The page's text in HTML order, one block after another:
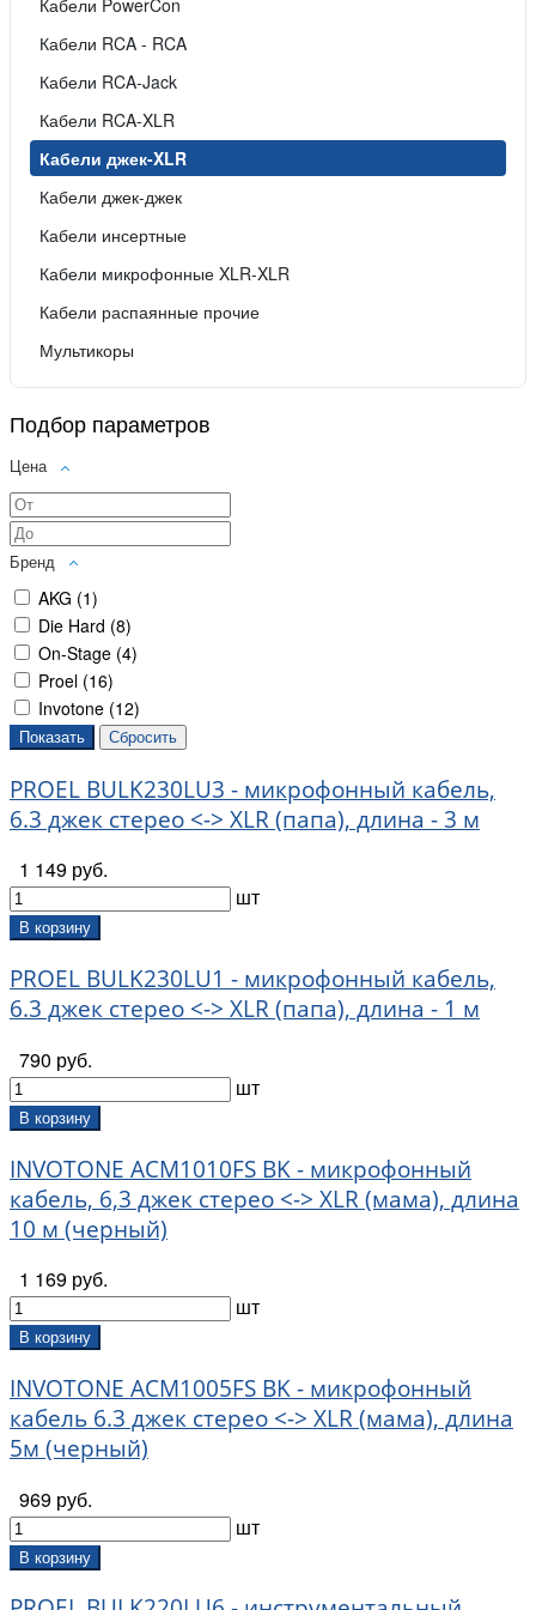
Кабели PowerCon
Кабели RCA - RCA
Кабели RCA-Jack
Кабели RCA-XLR
Кабели джек-XLR
Кабели джек-джек
Кабели инсертные
Кабели микрофонные XLR-XLR
Кабели распаянные прочие
Мультикоры
Подбор параметров
Цена
Бренд
AKG (1)
Die Hard (8)
On-Stage (4)
Proel (16)
Invotone (12)
PROEL BULK230LU3 - микрофонный кабель,
6.3 джек стерео <-> XLR (папа), длина - 3 м
1 149 руб.
шт
В корзину
PROEL BULK230LU1 - микрофонный кабель,
6.3 джек стерео <-> XLR (папа), длина - 1 м
790 руб.
шт
В корзину
INVOTONE ACM1010FS BK - микрофонный
кабель, 6,3 джек стерео <-> XLR (мама), длина
10 м (черный)
1 169 руб.
шт
В корзину
INVOTONE ACM1005FS BK - микрофонный
кабель 6.3 джек стерео <-> XLR (мама), длина
5м (черный)
969 руб.
шт
В корзину